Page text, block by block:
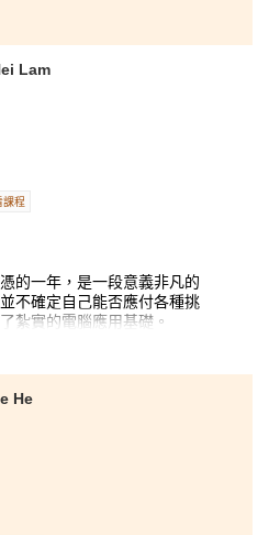
⼼提升了許多。這裡的講師
很享受與學⽣互動。
在書院就讀之後，講師們會
，給予我⽀持。在課堂上，
裡，我也會持續複習，確保
師的用心指導和我持續的努
最終，我收到了兩所⼤學的
Lam
課程
的⼀年，是⼀段意義⾮凡的
不確定⾃⼰能否應付各種挑
紮實的電腦應⽤基礎。
常友善和樂於幫助同學。每
迷茫時，他們都會給予我學
⼤學升學提出建議。他們的
的朋友也讓我意識到⾃⼰並
感到自豪，亦相信這個課程
He